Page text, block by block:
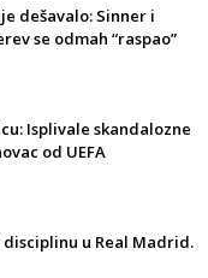
dešavalo: Sinner i
se odmah “raspao”
Isplivale skandalozne
od UEFA
u Real Madrid.